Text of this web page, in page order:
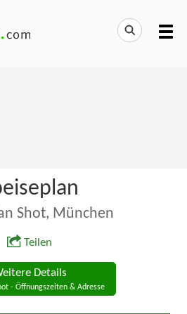
Shot, München
Teilen
Details
- Öffnungszeiten & Adresse